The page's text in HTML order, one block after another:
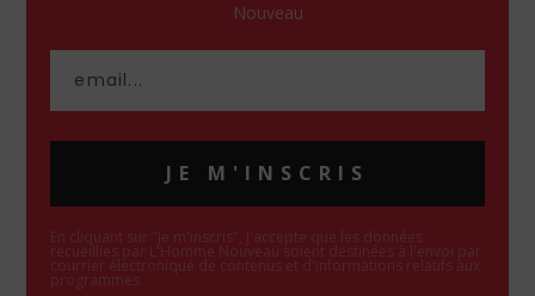
Nouveau
JE M'INSCRIS
En cliquant sur "Je m'inscris", j'accepte que les données
recueillies par L'Homme Nouveau soient destinées à l'envoi par
courrier électronique de contenus et d'informations relatifs aux
programmes.